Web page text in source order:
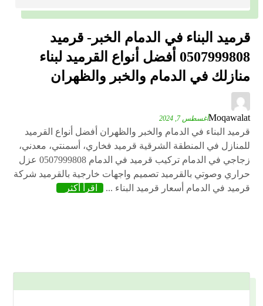
قرميد البناء في الدمام الخبر- قرميد
0507999808 أفضل أنواع القرميد لبناء
منازلك في الدمام والخبر والظهران
Moqawalatأغسطس 7, 2024
قرميد البناء في الدمام والخبر والظهران أفضل أنواع القرميد
للمنازل في المنطقة الشرقية قرميد فخاري، أسمنتي، معدني،
زجاجي في الدمام تركيب قرميد في الدمام 0507999808 عزل
حراري وصوتي بالقرميد تصميم واجهات خارجية بالقرميد شركة
قرميد في الدمام أسعار قرميد البناء ...
اقرأ أكثر